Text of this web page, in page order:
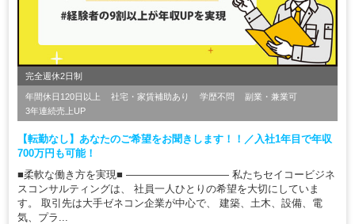
完全週休2日制
年間休日120日以上 社宅・家賃補助あり 学歴不問
副業・兼業可
3年連続売上UP
【転勤なし】あなたのご希望をお聞きします！！／入社1年目で年収
700万円も可能！
■柔軟な働き方を実現■ ―――――――――― 私たちセイコービジネ
スコンサルティングは、 社員一人ひとりの希望を大切にしていま
す。 取引先は大手ゼネコン企業が中心で、 建築、土木、設備、電
気、プラ...